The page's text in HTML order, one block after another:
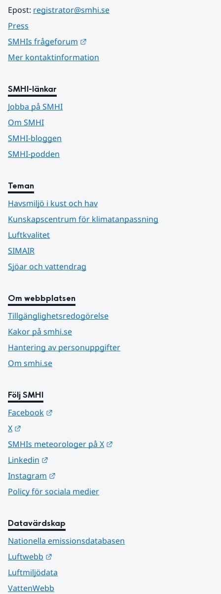
Epost: registrator@smhi.se
Press
SMHIs frågeforum
Mer kontaktinformation
SMHI-länkar
Jobba på SMHI
Om SMHI
SMHI-bloggen
SMHI-podden
Teman
Havsmiljö i kust och hav
Kunskapscentrum för klimatanpassning
Luftkvalitet
SIMAIR
Sjöar och vattendrag
Om webbplatsen
Tillgänglighetsredogörelse
Kakor på smhi.se
Hantering av personuppgifter
Om smhi.se
Följ SMHI
Facebook
X
SMHIs meteorologer på X
Linkedin
Instagram
Policy för sociala medier
Datavärdskap
Nationella emissionsdatabasen
Luftwebb
Luftmiljödata
VattenWebb